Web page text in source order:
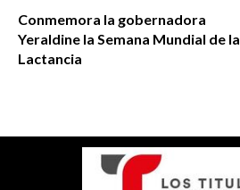
Conmemora la gobernadora
Yeraldine la Semana Mundial de la
Lactancia